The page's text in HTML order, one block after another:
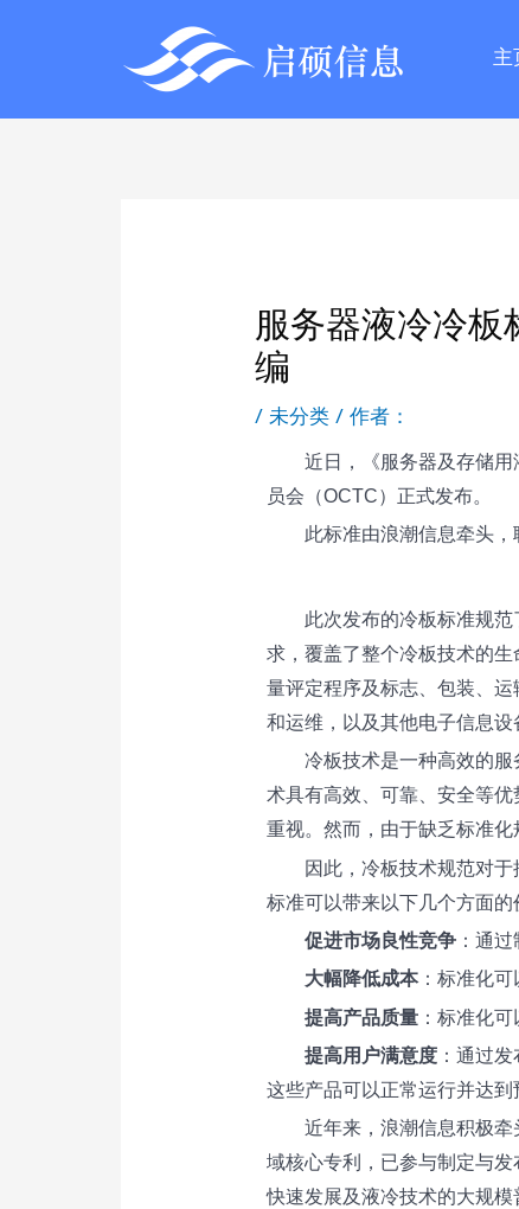
主
服务器液冷冷板
编
/未分类 / 作者：
近日，《服务器及存储
员会（OCTC）正式发布。
此标准由浪潮信息牵头
此次发布的冷板标准规
求，覆盖了整个冷板技术的
量评定程序及标志、包装、
和运维，以及其他电子信息设
冷板技术是一种高效的
术具有高效、可靠、安全等
重视。然而，由于缺乏标准
因此，冷板技术规范对
标准可以带来以下几个方面的
促进市场良性竞争 ：通
大幅降低成本：标准化可
提高产品质量 ：标准化
提高用户满意度 ：通过
这些产品可以正常运行并达到
近年来，浪潮信息积极
域核心专利，已参与制定与
快速发展及液冷技术的大规模